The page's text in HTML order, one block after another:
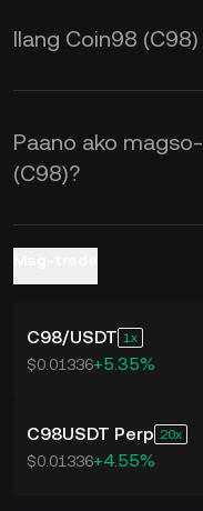
Ilang Coin98
Paano ako
(C98)?
C98/USDT 1
$0.01336+5.35%
C98USDT Perp 20
$0.01336+4.55%